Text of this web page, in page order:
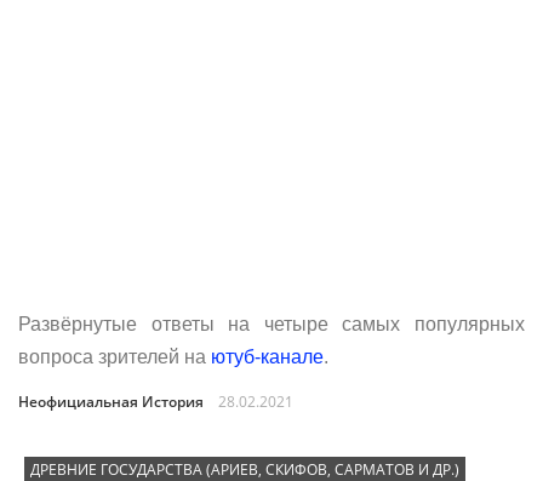
Развёрнутые ответы на четыре самых популярных
вопроса зрителей на ютуб-канале.
Неофициальная История 28.02.2021
ДРЕВНИЕ ГОСУДАРСТВА (АРИЕВ, СКИФОВ, САРМАТОВ И ДР.)